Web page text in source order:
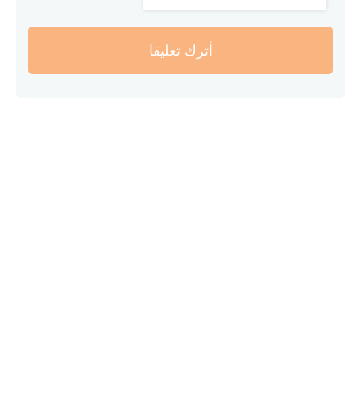
أترك تعليقا